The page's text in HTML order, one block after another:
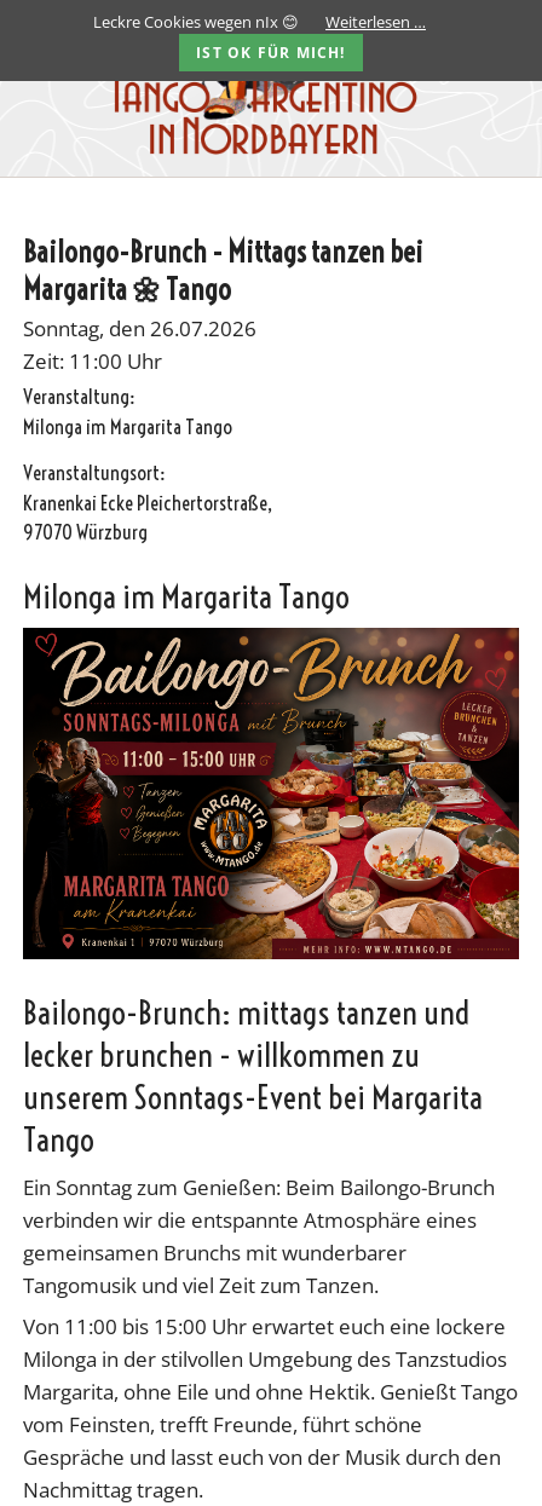
Bailongo-Brunch - Mittags tanzen bei
Margarita 🌼 Tango
Sonntag, den 26.07.2026
Zeit: 11:00 Uhr
Veranstaltung:
Milonga im Margarita Tango
Veranstaltungsort:
Kranenkai Ecke Pleichertorstraße,
97070 Würzburg
Milonga im Margarita Tango
Bailongo-Brunch: mittags tanzen und
lecker brunchen - willkommen zu
unserem Sonntags-Event bei Margarita
Tango
Ein Sonntag zum Genießen: Beim Bailongo-Brunch
verbinden wir die entspannte Atmosphäre eines
gemeinsamen Brunchs mit wunderbarer
Tangomusik und viel Zeit zum Tanzen.
Von 11:00 bis 15:00 Uhr erwartet euch eine lockere
Milonga in der stilvollen Umgebung des Tanzstudios
Margarita, ohne Eile und ohne Hektik. Genießt Tango
vom Feinsten, trefft Freunde, führt schöne
Gespräche und lasst euch von der Musik durch den
Nachmittag tragen.
Leckre Cookies wegen nIx 😊 Weiterlesen …
IST OK FÜR MICH!